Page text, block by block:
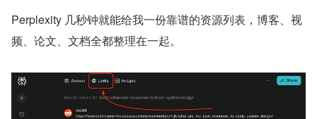
Perplexity 几秒钟就能给我一份靠谱的资源列表，博客、视
频、论文、文档全都整理在一起。